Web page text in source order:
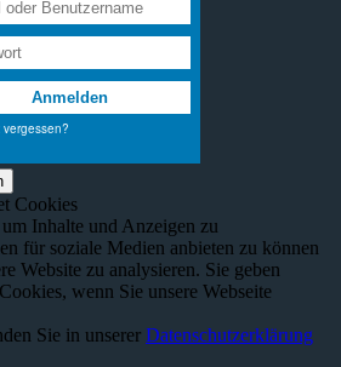
Cookies
Inhalte und Anzeigen zu
für soziale Medien anbieten zu können
Website zu analysieren. Sie geben
wenn Sie unsere Webseite
Sie in unserer Datenschutzerklärung